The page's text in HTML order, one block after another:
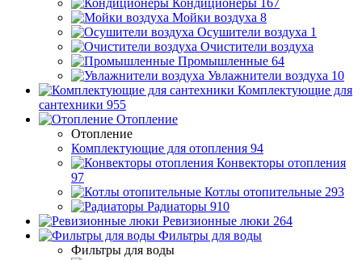
Кондиционеры
167
Мойки воздуха 8
Осушители воздуха 1
Очистители воздуха
Промышленные 64
Увлажнители воздуха 10
Комплектующие для
сантехники 955
Отопление
Отопление
Комплектующие для отопления 94
Конвекторы отопления
97
Котлы отопительные 293
Радиаторы 910
Ревизионные люки 264
Фильтры для воды
Фильтры для воды